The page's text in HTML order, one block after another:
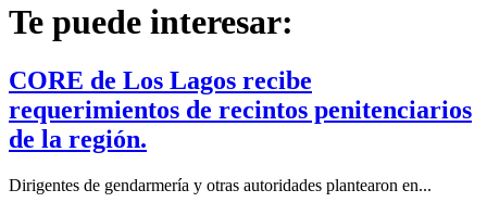
Te puede interesar:
CORE de Los Lagos recibe
requerimientos de recintos penitenciarios
de la región.
Dirigentes de gendarmería y otras autoridades plantearon en...